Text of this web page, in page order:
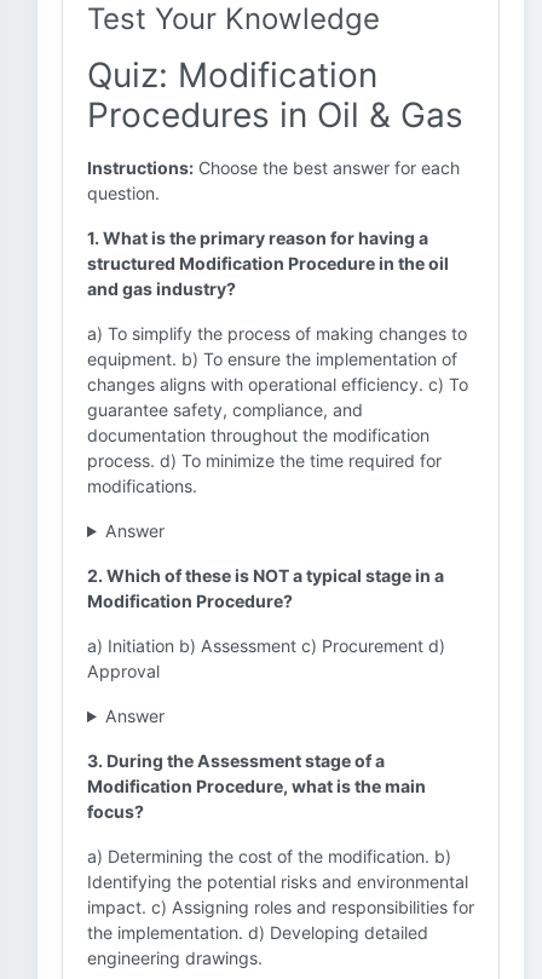
Test Your Knowledge
Quiz: Modification
Procedures in Oil & Gas
Instructions: Choose the best answer for each
question.
1. What is the primary reason for having a
structured Modification Procedure in the oil
and gas industry?
a) To simplify the process of making changes to
equipment. b) To ensure the implementation of
changes aligns with operational efficiency. c) To
guarantee safety, compliance, and
documentation throughout the modification
process. d) To minimize the time required for
modifications.
Answer
2. Which of these is NOT a typical stage in a
Modification Procedure?
a) Initiation b) Assessment c) Procurement d)
Approval
Answer
3. During the Assessment stage of a
Modification Procedure, what is the main
focus?
a) Determining the cost of the modification. b)
Identifying the potential risks and environmental
impact. c) Assigning roles and responsibilities for
the implementation. d) Developing detailed
engineering drawings.